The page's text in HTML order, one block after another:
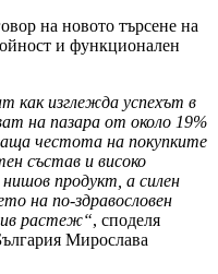
на новото търсене на
и функционален
как изглежда успехът в
на пазара от около 19%
честота на покупките
състав и високо
продукт, а силен
на по-здравословен
растеж“, споделя
Мирослава